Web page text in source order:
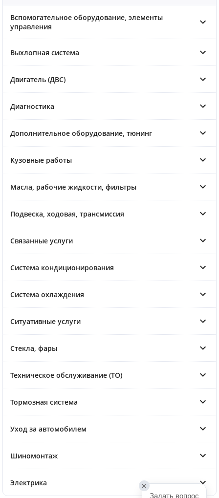
Вспомогательное оборудование, элементы
управления
Выхлопная система
Двигатель (ДВС)
Диагностика
Дополнительное оборудование, тюнинг
Кузовные работы
Масла, рабочие жидкости, фильтры
Подвеска, ходовая, трансмиссия
Связанные услуги
Система кондиционирования
Система охлаждения
Ситуативные услуги
Стекла, фары
Техническое обслуживание (ТО)
Тормозная система
Уход за автомобилем
Шиномонтаж
Электрика
Задать вопрос